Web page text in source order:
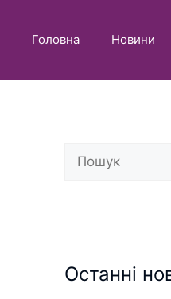
Головна Новини
Пошук
Останні